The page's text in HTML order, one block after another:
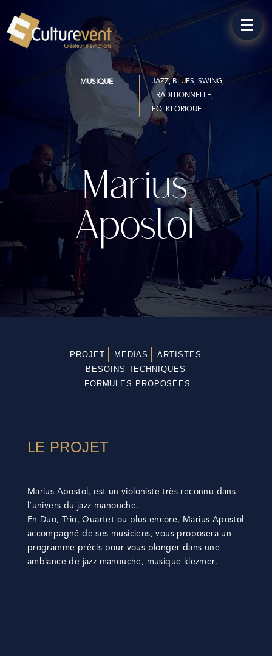
MUSIQUE
JAZZ, BLUES, SWING,
TRADITIONNELLE,
FOLKLORIQUE
Marius
Apostol
PROJET MEDIAS
ARTISTES
BESOINS TECHNIQUES
FORMULES PROPOSÉES
LE PROJET
Marius Apostol, est un violoniste très reconnu dans
l’univers du jazz manouche.
En Duo, Trio, Quartet ou plus encore, Marius Apostol
accompagné de ses musiciens, vous proposera un
programme précis pour vous plonger dans une
ambiance de jazz manouche, musique klezmer.